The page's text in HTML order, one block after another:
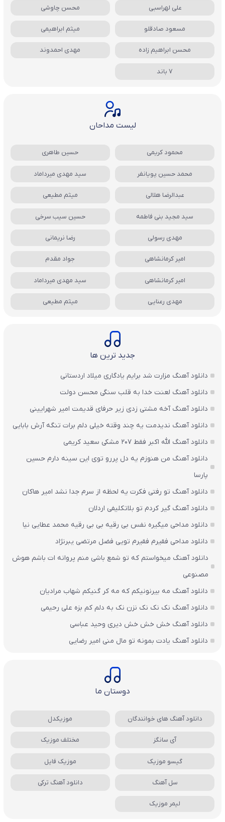
علی لهراسبی محسن چاوشی
مسعود صادقلو میثم ابراهیمی
محسن ابراهیم زاده مهدی احمدوند
7 باند
لیست مداحان
محمود کریمی حسین طاهری
محمد حسین پویانفر سید مهدی میرداماد
عبدالرضا هلالی میثم مطیعی
سید مجید بنی فاطمه حسین سیب سرخی
مهدی رسولی رضا نریمانی
امیر کرمانشاهی جواد مقدم
امیر کرمانشاهی سید مهدی میرداماد
مهدی رعنایی میثم مطیعی
جدید ترین ها
دانلود آهنگ مزارت شد برایم یادگاری میلاد اردستانی
دانلود آهنگ لعنت خدا به قلب سنگی محسن دولت
دانلود آهنگ آخه مشتی زدی زیر حرفای قدیمت امیر شهرایینی
دانلود آهنگ ندیدمت یه چند وقته خیلی دلم برات تنگه آرش بابایی
دانلود آهنگ الله اکبر فقط 207 مشکی سعید کریمی
دانلود آهنگ من هنوزم یه دل پررو توی این سینه دارم حسین
پارسا
دانلود آهنگ تو رفتی فکرت یه لحظه از سرم جدا نشد امیر هاکان
دانلود آهنگ گیر کردم تو بلاتکلیفی اردلان
دانلود مداحی میگیره نفس بی رقیه بی بی رقیه محمد عطایی نیا
دانلود مداحی فقیرم فقیرم تویی فضل مرتضی یبرنژاد
دانلود آهنگ میخواستم که تو شمع باشی منم پروانه ات باشم هوش
مصنوعی
دانلود آهنگ مه بیرنونیکم که مه کر گنیکم شهاب مرادیان
دانلود آهنگ نک نک نک نزن نک به دلم کم بزه علی رحیمی
دانلود آهنگ خش خش خش دیری وحید عباسی
دانلود آهنگ یادت بمونه تو مال منی امیر رضایی
دوستان ما
دانلود آهنگ های خوانندگان موزیکدل
آی سانگز مختلف موزیک
گیسو موزیک موزیک فایل
سل آهنگ دانلود آهنگ ترکی
لیمر موزیک